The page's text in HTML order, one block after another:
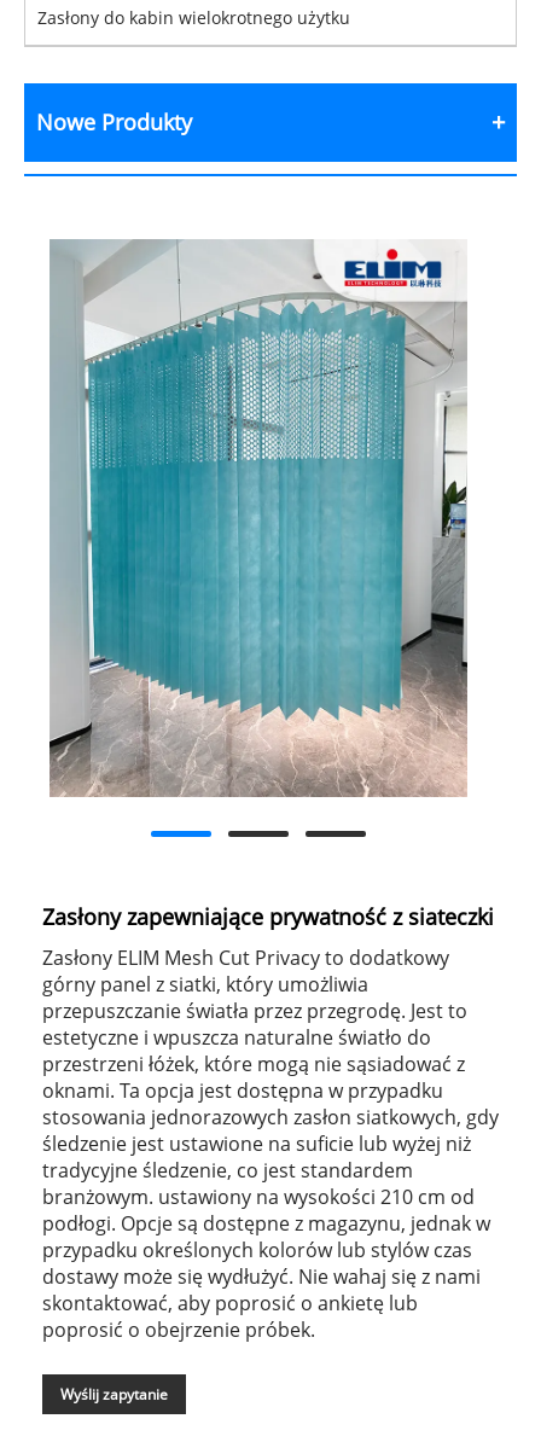
Zasłony do kabin wielokrotnego użytku
Nowe Produkty
Zasłony zapewniające prywatność z siateczki
Zasłony ELIM Mesh Cut Privacy to dodatkowy
górny panel z siatki, który umożliwia
przepuszczanie światła przez przegrodę. Jest to
estetyczne i wpuszcza naturalne światło do
przestrzeni łóżek, które mogą nie sąsiadować z
oknami. Ta opcja jest dostępna w przypadku
stosowania jednorazowych zasłon siatkowych, gdy
śledzenie jest ustawione na suficie lub wyżej niż
tradycyjne śledzenie, co jest standardem
branżowym. ustawiony na wysokości 210 cm od
podłogi. Opcje są dostępne z magazynu, jednak w
przypadku określonych kolorów lub stylów czas
dostawy może się wydłużyć. Nie wahaj się z nami
skontaktować, aby poprosić o ankietę lub
poprosić o obejrzenie próbek.
Wyślij zapytanie